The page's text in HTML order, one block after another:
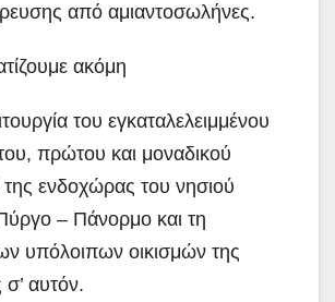
από αμιαντοσωλήνες.
ακόμη
του εγκαταλελειμμένου
πρώτου και μοναδικού
της ενδοχώρας του νησιού
– Πάνορμο και τη
υπόλοιπων οικισμών της
σ’ αυτόν.